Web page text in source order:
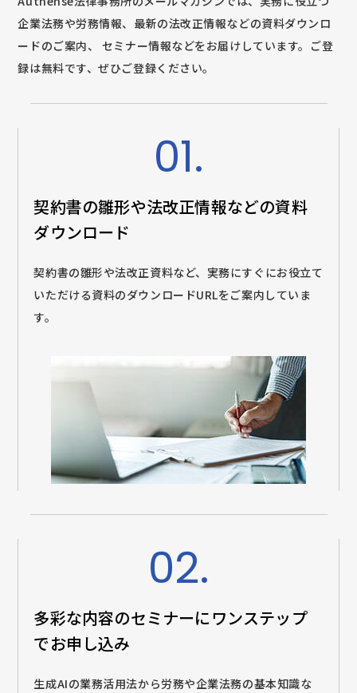
企業法務や労務情報、最新の法改正情報などの資料ダウンロ
ードのご案内、
セミナー情報などをお届けしています。ご登
録は無料です、ぜひご登録ください。
01.
契約書の雛形や法改正情報などの資料
ダウンロード
契約書の雛形や法改正資料など、実務にすぐにお役立て
いただける資料のダウンロードURLをご案内していま
す。
02.
多彩な内容のセミナーにワンステップ
でお申し込み
生成AIの業務活用法から労務や企業法務の基本知識な